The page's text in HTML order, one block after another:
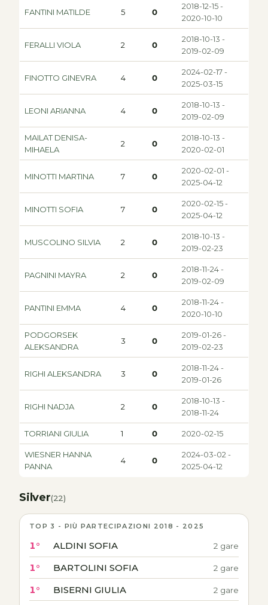
FANTINI MATILDE 5 0
2018-12-15 -
2020-10-10
FERALLI VIOLA 2 0
2018-10-13 -
2019-02-09
FINOTTO GINEVRA 4 0
2024-02-17 -
2025-03-15
LEONI ARIANNA 4 0
2018-10-13 -
2019-02-09
MAILAT DENISA-
MIHAELA
2 0
2018-10-13 -
2020-02-01
MINOTTI MARTINA 7 0
2020-02-01 -
2025-04-12
MINOTTI SOFIA 7 0
2020-02-15 -
2025-04-12
MUSCOLINO SILVIA 2 0
2018-10-13 -
2019-02-23
PAGNINI MAYRA 2 0
2018-11-24 -
2019-02-09
PANTINI EMMA 4 0
2018-11-24 -
2020-10-10
PODGORSEK
ALEKSANDRA
3 0
2019-01-26 -
2019-02-23
RIGHI ALEKSANDRA 3 0
2018-11-24 -
2019-01-26
RIGHI NADJA 2 0
2018-10-13 -
2018-11-24
TORRIANI GIULIA 1 0 2020-02-15
WIESNER HANNA
PANNA
4 0
2024-03-02 -
2025-04-12
Silver(22)
TOP 3 - PIÙ PARTECIPAZIONI 2018 - 2025
1° ALDINI SOFIA 2 gare
1° BARTOLINI SOFIA 2 gare
1° BISERNI GIULIA 2 gare